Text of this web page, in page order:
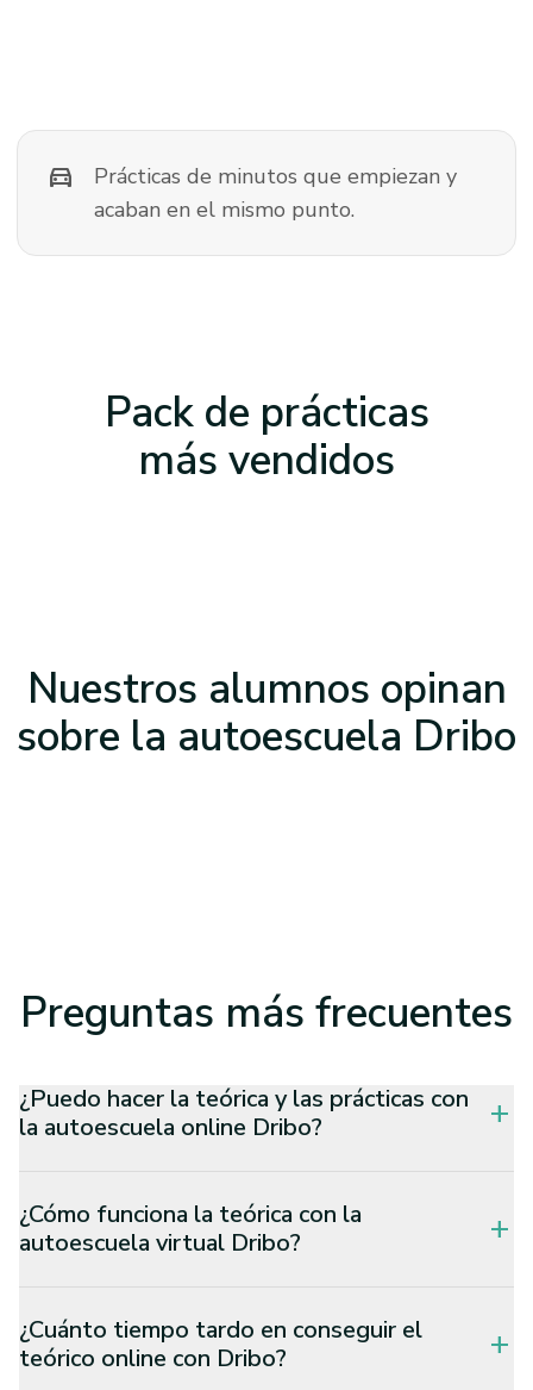
directions_car
Prácticas de minutos que empiezan y
acaban en el mismo punto.
Pack de prácticas
más vendidos
Nuestros alumnos opinan
sobre la autoescuela Dribo
Preguntas más frecuentes
¿Puedo hacer la teórica y las prácticas con
la autoescuela online Dribo?
add
¿Cómo funciona la teórica con la
autoescuela virtual Dribo?
add
¿Cuánto tiempo tardo en conseguir el
teórico online con Dribo?
add